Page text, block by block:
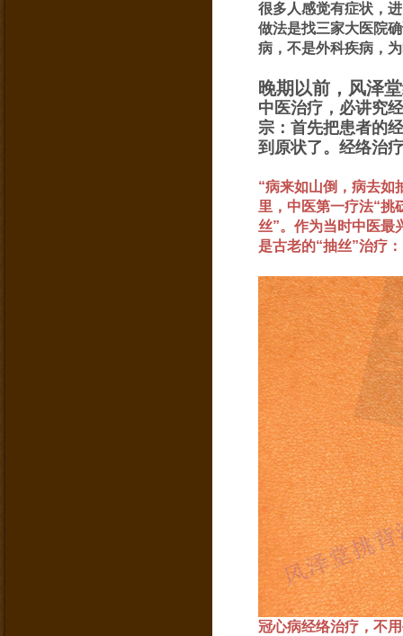
很多人感觉有症状，
做法是找三家大医院
病，不是外科疾病，
晚期以前，风泽
中医治疗，必讲究
宗：首先把患者的
到原状了。经络治
“病来如山倒，病去如
里，中医第一疗法“挑
丝”。作为当时中医最
是古老的“抽丝”治疗：
冠心病经络治疗，不